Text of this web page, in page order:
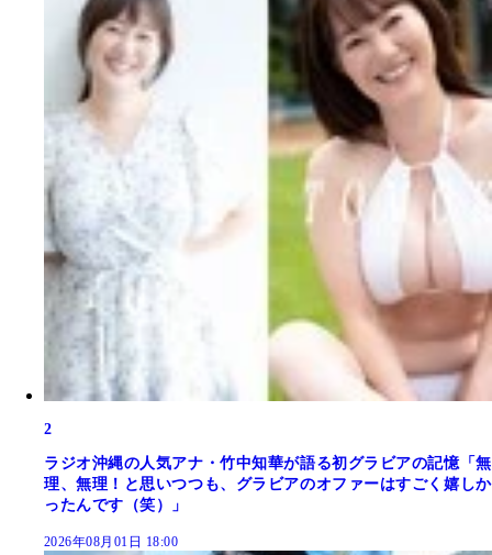
2
ラジオ沖縄の人気アナ・竹中知華が語る初グラビアの記憶「無
理、無理！と思いつつも、グラビアのオファーはすごく嬉しか
ったんです（笑）」
2026年08月01日 18:00